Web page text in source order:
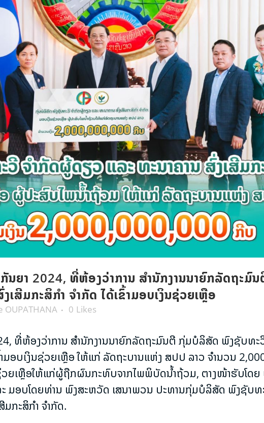
ນຍາ 2024, ທີ່ຫ້ອງວ່າການ ສຳນັກງານນາຍົກລັດຖະມົ
ສີມກະສິກຳ ຈຳກັດ ໄດ້ເຂົ້າມອບເງິນຊ່ວຍເຫຼືອ
OUPATHANA 0 Likes
ທີ່ຫ້ອງວ່າການ ສຳນັກງານນາຍົກລັດຖະມົນຕີ ກຸ່ມບໍລິສັດ ພົງຊັບທ
າມອບເງິນຊ່ວຍເຫຼືອ ໃຫ້ແກ່ ລັດຖະບານແຫ່ງ ສປປ ລາວ ຈຳນວນ
ວຍເຫຼືອໃຫ້ແກ່ຜູ້ຖືກຜົນກະທົບຈາກໄພພິບັດນ້ຳຖ້ວມ, ຕາງໜ້າຮັບໂດ
ມອບໂດຍທ່ານ ພົງສະຫວັດ ເສນາພວນ ປະທານກຸ່ມບໍລິສັດ ພົງຊັບ
ມກະສິກຳ ຈຳກັດ.